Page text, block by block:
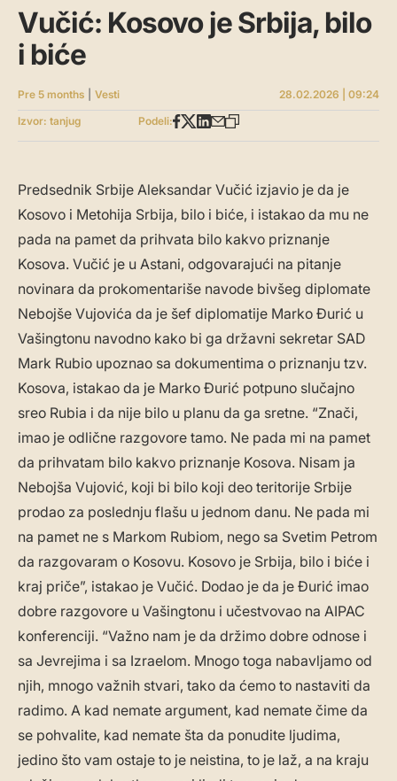
Vučić: Kosovo je Srbija, bilo
i biće
Pre 5 months Vesti
28.02.2026 | 09:24
Izvor: tanjug
Podeli:
Predsednik Srbije Aleksandar Vučić izjavio je da je
Kosovo i Metohija Srbija, bilo i biće, i istakao da mu ne
pada na pamet da prihvata bilo kakvo priznanje
Kosova. Vučić je u Astani, odgovarajući na pitanje
novinara da prokomentariše navode bivšeg diplomate
Nebojše Vujovića da je šef diplomatije Marko Đurić u
Vašingtonu navodno kako bi ga državni sekretar SAD
Mark Rubio upoznao sa dokumentima o priznanju tzv.
Kosova, istakao da je Marko Đurić potpuno slučajno
sreo Rubia i da nije bilo u planu da ga sretne. “Znači,
imao je odlične razgovore tamo. Ne pada mi na pamet
da prihvatam bilo kakvo priznanje Kosova. Nisam ja
Nebojša Vujović, koji bi bilo koji deo teritorije Srbije
prodao za poslednju flašu u jednom danu. Ne pada mi
na pamet ne s Markom Rubiom, nego sa Svetim Petrom
da razgovaram o Kosovu. Kosovo je Srbija, bilo i biće i
kraj priče”, istakao je Vučić. Dodao je da je Đurić imao
dobre razgovore u Vašingtonu i učestvovao na AIPAC
konferenciji. “Važno nam je da držimo dobre odnose i
sa Jevrejima i sa Izraelom. Mnogo toga nabavljamo od
njih, mnogo važnih stvari, tako da ćemo to nastaviti da
radimo. A kad nemate argument, kad nemate čime da
se pohvalite, kad nemate šta da ponudite ljudima,
jedino što vam ostaje to je neistina, to je laž, a na kraju